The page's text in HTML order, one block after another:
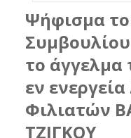
Ψήφισμα
το άγγελμα
εν
Φιλιατών
ΤΖΙΓΚΟΥ